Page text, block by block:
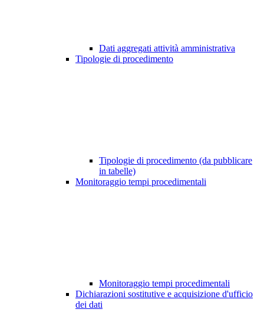
Dati aggregati attività amministrativa
Tipologie di procedimento
Tipologie di procedimento (da pubblicare
in tabelle)
Monitoraggio tempi procedimentali
Monitoraggio tempi procedimentali
Dichiarazioni sostitutive e acquisizione d'ufficio
dei dati